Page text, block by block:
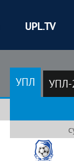
UPL.TV
УПЛ УПЛ-